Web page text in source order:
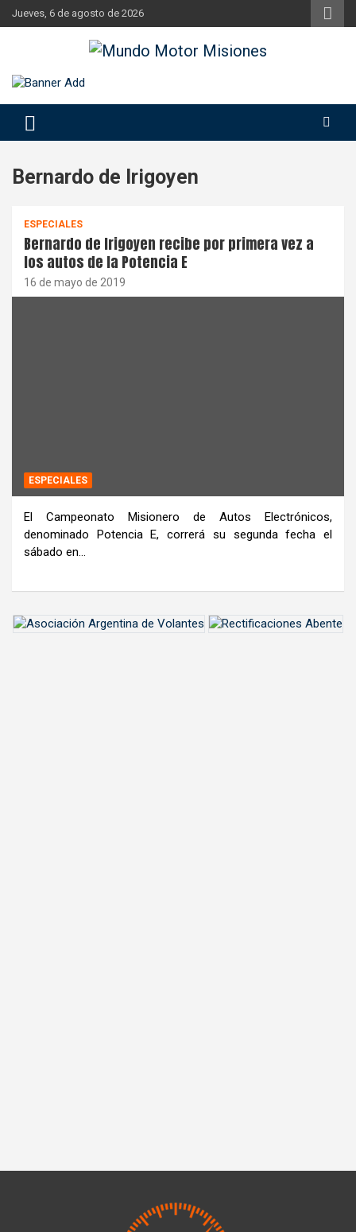
Skip
to
Jueves, 6 de agosto de 2026
Mundo Motor Misiones
Bernardo de Irigoyen
ESPECIALES
Bernardo de Irigoyen recibe por primera vez a
los autos de la Potencia E
16 de mayo de 2019
ESPECIALES
El Campeonato Misionero de Autos Electrónicos,
denominado Potencia E, correrá su segunda fecha el
sábado en…